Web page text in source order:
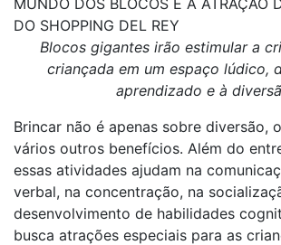
MUNDO DOS BLOCOS É A ATRAÇÃO
DO SHOPPING DEL REY
Blocos gigantes irão estimular a
criançada em um espaço lúdico,
aprendizado e à
Brincar não é apenas sobre diversão,
vários outros benefícios. Além do
essas atividades ajudam na
verbal, na concentração, na
desenvolvimento de habilidades
busca atrações especiais para as